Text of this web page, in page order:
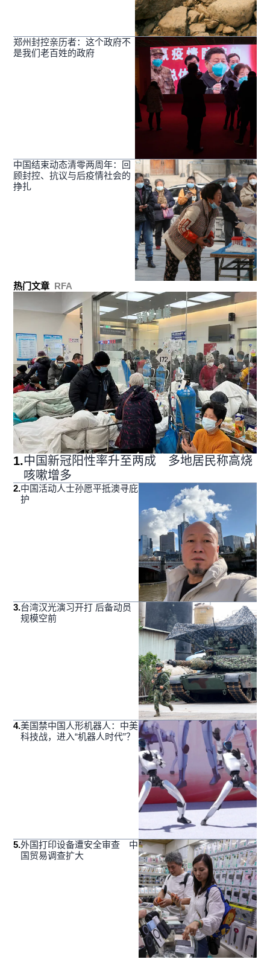
郑州封控亲历者：这个政府不
是我们老百姓的政府
中国结束动态清零两周年：回
顾封控、抗议与后疫情社会的
挣扎
热门文章 RFA
1.中国新冠阳性率升至两成 多地居民称高烧
咳嗽增多
2.中国活动人士孙愿平抵澳寻庇
护
3.台湾汉光演习开打 后备动员
规模空前
4.美国禁中国人形机器人：中美
科技战，进入“机器人时代”？
5.外国打印设备遭安全审查 中
国贸易调查扩大